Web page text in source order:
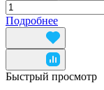
Подробнее
Быстрый просмотр